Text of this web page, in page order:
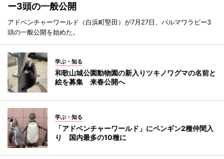
ー3頭の一般公開
アドベンチャーワールド（白浜町堅田）が7月27日、パルマワラビー3
頭の一般公開を始めた。
学ぶ・知る
和歌山城公園動物園の新入りツキノワグマの名前と
絵を募集 来春公開へ
学ぶ・知る
「アドベンチャーワールド」にペンギン2種仲間入
り 国内最多の10種に